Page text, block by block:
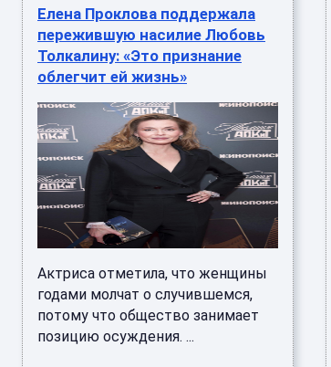
Елена Проклова поддержала
пережившую насилие Любовь
Толкалину: «Это признание
облегчит ей жизнь»
Актриса отметила, что женщины
годами молчат о случившемся,
потому что общество занимает
позицию осуждения. ...